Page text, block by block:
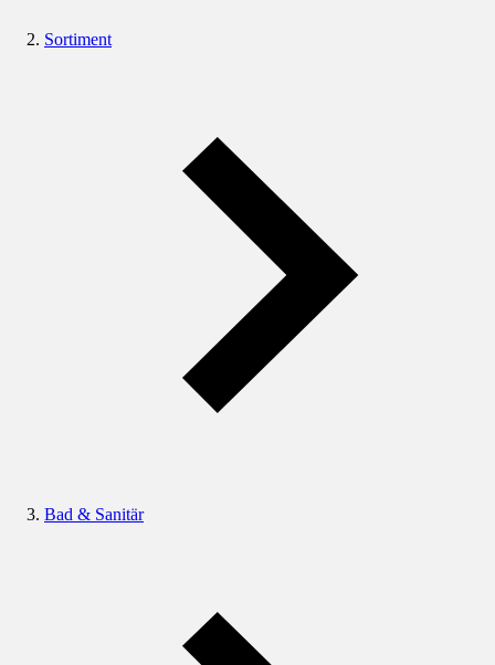
Sortiment
Bad & Sanitär